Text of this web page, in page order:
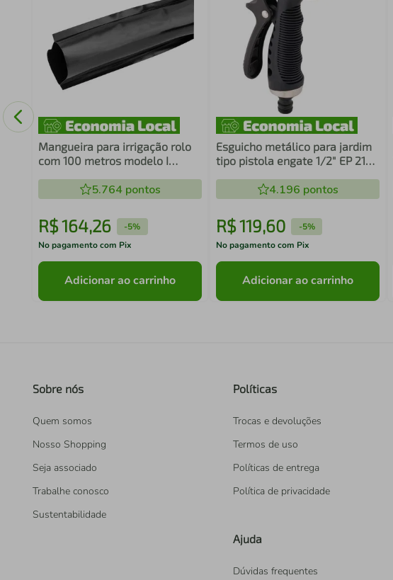
Mangueira para irrigação rolo
com 100 metros modelo I
5.764pontos
R$164,26 -5%
No pagamento com Pix
Adicionar ao carrinho
Esguicho metálico para jardim
tipo pistola engate 1/2" EP 217
4.196 pontos
R$119,60 -5%
No pagamento com Pix
Adicionar ao carrinho
Sobre nós
Quem somos
Nosso Shopping
Seja associado
Trabalhe conosco
Sustentabilidade
Políticas
Trocas e devoluções
Termos de uso
Políticas de entrega
Política de privacidade
Ajuda
Dúvidas frequentes